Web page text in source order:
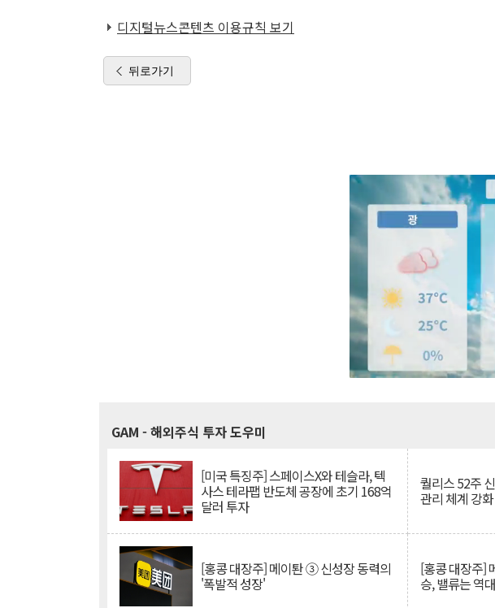
디지털뉴스콘텐츠 이용규칙 보기
뒤로가기
GAM - 해외주식 투자 도우미
[미국 특징주] 스페이스X와 테슬라, 텍
사스 테라팹 반도체 공장에 초기 168억
달러 투자
퀄리스 52주
관리 체계 강화
[홍콩 대장주] 메이퇀 ③ 신성장 동력의
'폭발적 성장'
[홍콩 대장주]
승, 밸류는 역